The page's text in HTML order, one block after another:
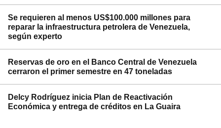
Se requieren al menos US$100.000 millones para
reparar la infraestructura petrolera de Venezuela,
según experto
Reservas de oro en el Banco Central de Venezuela
cerraron el primer semestre en 47 toneladas
Delcy Rodríguez inicia Plan de Reactivación
Económica y entrega de créditos en La Guaira